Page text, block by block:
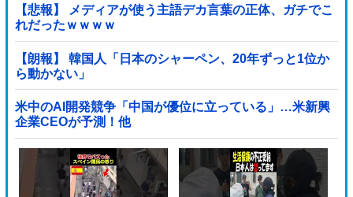
【悲報】 メディアが使う主語デカ言葉の正体、ガチでこ
れだったｗｗｗｗ
【朗報】 韓国人「日本のシャーペン、20年ずっと1位か
ら動かない」
米中のAI開発競争「中国が優位に立っている」…米新興
企業CEOが予測！他